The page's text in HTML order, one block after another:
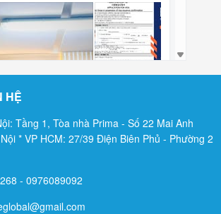
HỆ
Tầng 1, Tòa nhà Prima - Số 22 Mai Anh
* VP HCM: 27/39 Điện Biên Phủ - Phường 2
- 0976089092